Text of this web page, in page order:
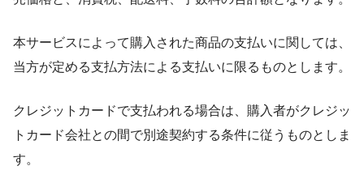
本サービスによって購入された商品の支払いに関しては、
当方が定める支払方法による支払いに限るものとします。
クレジットカードで支払われる場合は、購入者がクレジッ
トカード会社との間で別途契約する条件に従うものとしま
す。